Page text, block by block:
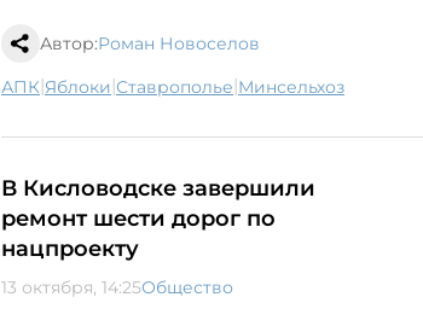
Автор:Роман Новоселов
АПК| яблоки| Ставрополье| минсельхоз
В Кисловодске завершили
ремонт шести дорог по
нацпроекту
13 октября, 14:25Общество